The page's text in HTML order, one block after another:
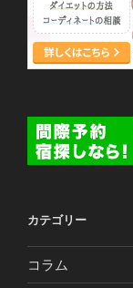
カテゴリー
コラム